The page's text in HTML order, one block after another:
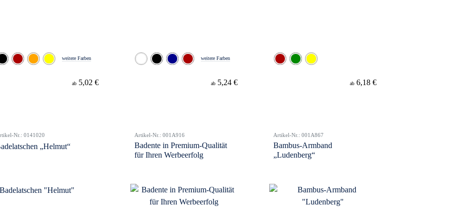
weitere Farben
ab 5,02 €
weitere Farben
ab 5,24 € ab 6,18 €
Nr.: 0141020
„Helmut“
Artikel-Nr.: 001A916
Badente in Premium-Qualität
für Ihren Werbeerfolg
Artikel-Nr.: 001A867
Bambus-Armband
„Ludenberg“